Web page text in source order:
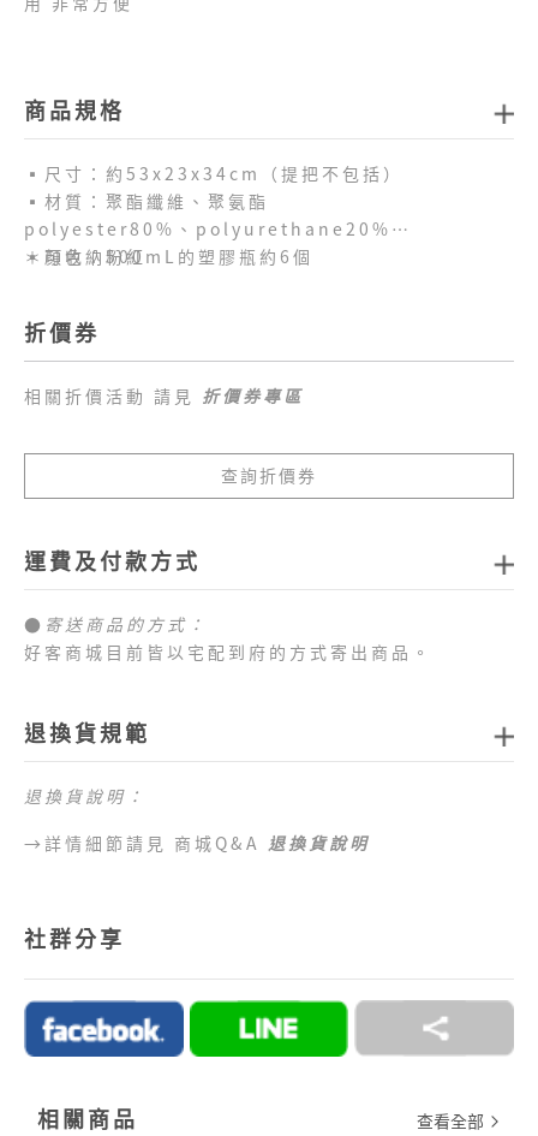
商品規格
▪️尺寸：約53x23x34cm（提把不包括）
▪️材質：聚酯纖維、聚氨酯
polyester80%、polyurethane20%
▪️顏色：粉紅
＊可收納500mL的塑膠瓶約6個
折價券
相關折價活動 請見 折價券專區
查詢折價券
運費及付款方式
● 寄送商品的方式：
好客商城目前皆以宅配到府的方式寄出商品。
1.全站消費滿新臺幣
區 （澎湖、金門、馬祖、綠島、蘭嶼、小琉球等地
區）及海外地區暫不提供配送服務，敬請見諒。
ATM、ATM櫃台機、超商代碼繳費。
→詳情細節請見 商城Q&A購物說明
退換貨規範
退換貨說明：
→詳情細節請見 商城Q&A 退換貨說明
社群分享
相關商品 查看全部